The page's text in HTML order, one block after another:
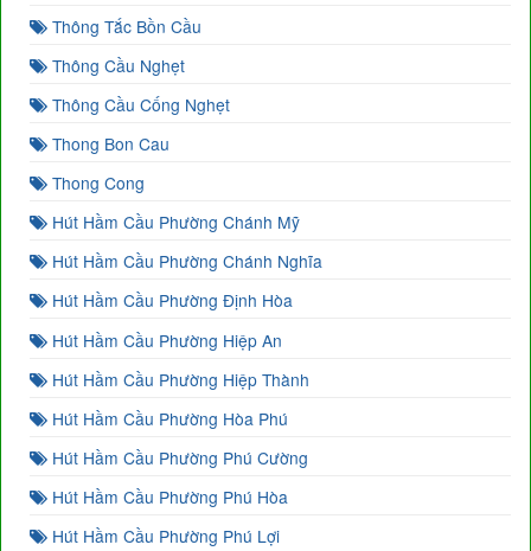
Thông Tắc Bồn Cầu
Thông Cầu Nghẹt
Thông Cầu Cống Nghẹt
Thong Bon Cau
Thong Cong
Hút Hầm Cầu Phường Chánh Mỹ
Hút Hầm Cầu Phường Chánh Nghĩa
Hút Hầm Cầu Phường Định Hòa
Hút Hầm Cầu Phường Hiệp An
Hút Hầm Cầu Phường Hiệp Thành
Hút Hầm Cầu Phường Hòa Phú
Hút Hầm Cầu Phường Phú Cường
Hút Hầm Cầu Phường Phú Hòa
Hút Hầm Cầu Phường Phú Lợi